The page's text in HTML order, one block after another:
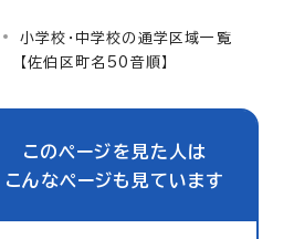
小学校・中学校の通学区域一覧
【佐伯区町名50音順】
このページを見た人は
こんなページも見ています